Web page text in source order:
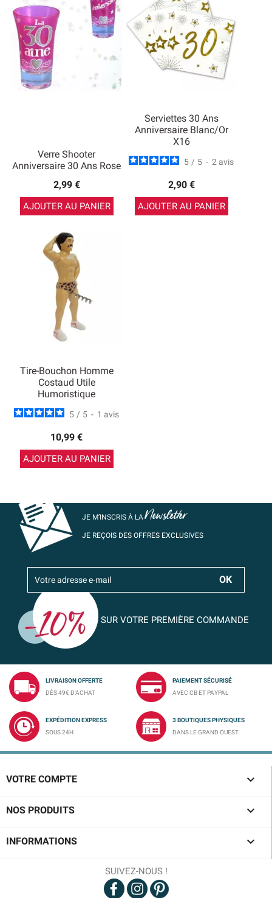
Verre Shooter
Anniversaire 30 Ans Rose
2,99 €
AJOUTER AU PANIER
Serviettes 30 Ans
Anniversaire Blanc/Or
X16
5 / 5 - 2 avis
2,90 €
AJOUTER AU PANIER
Tire-Bouchon Homme
Costaud Utile
Humoristique
5 / 5 - 1 avis
10,99 €
AJOUTER AU PANIER
JE M’INSCRIS À LANewsletter
JE REÇOIS DES OFFRES EXCLUSIVES
SUR VOTRE PREMIÈRE COMMANDE
LIVRAISON OFFERTE
DÈS 49€ D'ACHAT
PAIEMENT SÉCURISÉ
AVEC CB ET PAYPAL
EXPÉDITION EXPRESS
SOUS 24H
3 BOUTIQUES PHYSIQUES
DANS LE GRAND OUEST
VOTRE COMPTE 
NOS PRODUITS 
INFORMATIONS 
SUIVEZ-NOUS !